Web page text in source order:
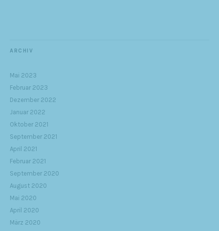
ARCHIV
Mai 2023
Februar 2023
Dezember 2022
Januar 2022
Oktober 2021
September 2021
April 2021
Februar 2021
September 2020
August 2020
Mai 2020
April 2020
März 2020